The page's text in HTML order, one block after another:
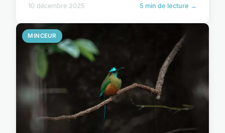
10 décembre 2025 5 min de lecture →
MINCEUR